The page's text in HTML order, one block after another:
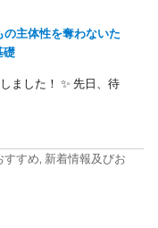
の主体性を奪わないた
礎
ました！ ✨ 先日、待
すすめ, 新着情報及びお